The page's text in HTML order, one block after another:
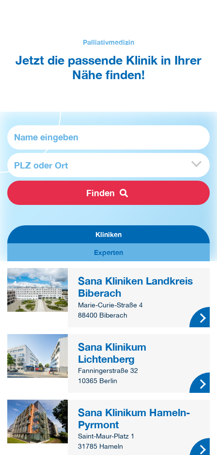
Palliativmedizin
Jetzt die passende Klinik in Ihrer
Nähe finden!
PLZ oder Ort
Finden
Kliniken
Experten
Sana Kliniken Landkreis
Biberach
Marie-Curie-Straße 4
88400 Biberach
Sana Klinikum
Lichtenberg
Fanningerstraße 32
10365 Berlin
Sana Klinikum Hameln-
Pyrmont
Saint-Maur-Platz 1
31785 Hameln